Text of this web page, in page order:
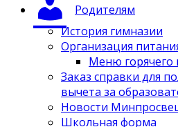
Родителям
История гимназии
Организация
Меню горячего
Заказ справки для
вычета за
Новости
Школьная форма